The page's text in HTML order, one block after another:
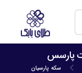
سکه پارسیان